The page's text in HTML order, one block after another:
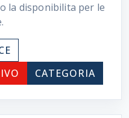
la disponibilita per le
CATEGORIA